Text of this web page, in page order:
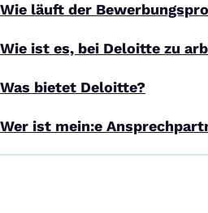
Wie läuft der
Wie ist es, bei Deloitte zu
Was bietet Deloitte?
Wer ist mein:e